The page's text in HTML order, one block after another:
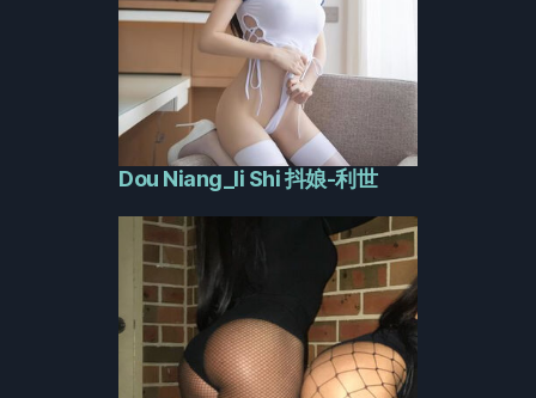
Dou Niang_li Shi 抖娘-利世